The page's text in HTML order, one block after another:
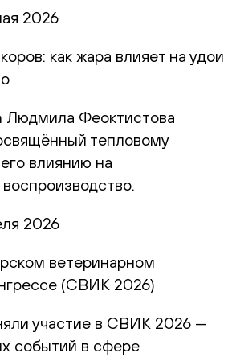
2026
как жара влияет на удои
Людмила Феоктистова
тепловому
влиянию на
2026
ветеринарном
(СВИК 2026)
участие в СВИК 2026 —
событий в сфере